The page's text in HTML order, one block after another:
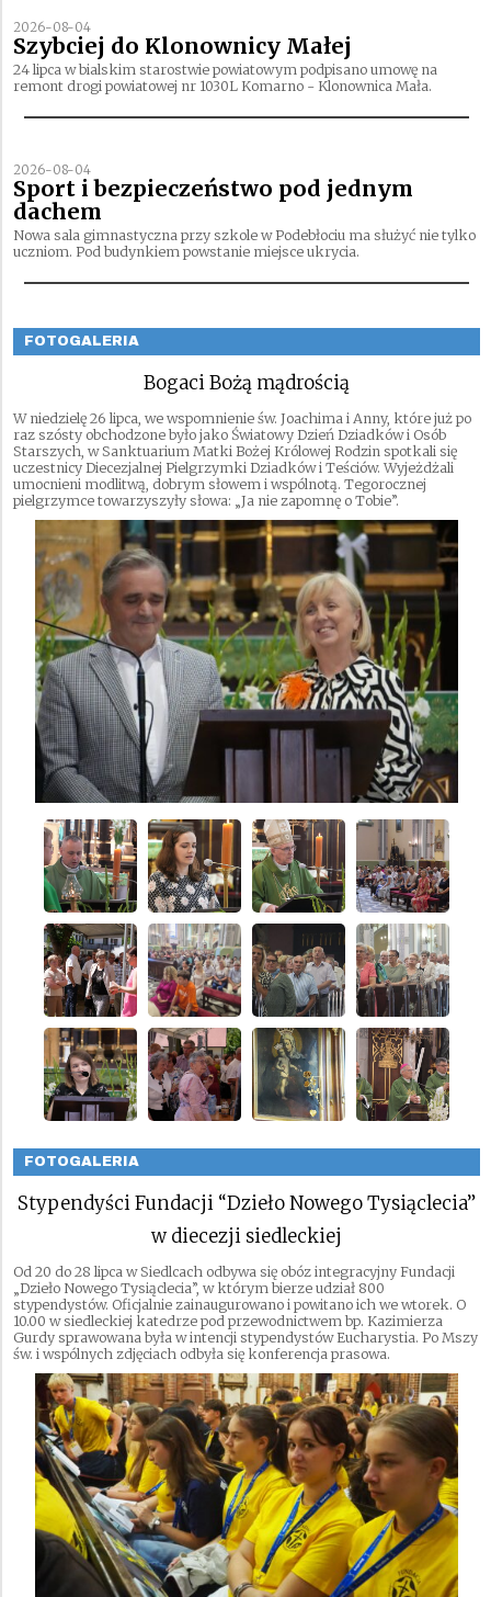
2026-08-04
Szybciej do Klonownicy Małej
24 lipca w bialskim starostwie powiatowym podpisano umowę na
remont drogi powiatowej nr 1030L Komarno - Klonownica Mała.
2026-08-04
Sport i bezpieczeństwo pod jednym
dachem
Nowa sala gimnastyczna przy szkole w Podebłociu ma służyć nie tylko
uczniom. Pod budynkiem powstanie miejsce ukrycia.
FOTOGALERIA
Bogaci Bożą mądrością
W niedzielę 26 lipca, we wspomnienie św. Joachima i Anny, które już po
raz szósty obchodzone było jako Światowy Dzień Dziadków i Osób
Starszych, w Sanktuarium Matki Bożej Królowej Rodzin spotkali się
uczestnicy Diecezjalnej Pielgrzymki Dziadków i Teściów. Wyjeżdżali
umocnieni modlitwą, dobrym słowem i wspólnotą. Tegorocznej
pielgrzymce towarzyszyły słowa: „Ja nie zapomnę o Tobie”.
FOTOGALERIA
Stypendyści Fundacji “Dzieło Nowego Tysiąclecia”
w diecezji siedleckiej
Od 20 do 28 lipca w Siedlcach odbywa się obóz integracyjny Fundacji
„Dzieło Nowego Tysiąclecia”, w którym bierze udział 800
stypendystów. Oficjalnie zainaugurowano i powitano ich we wtorek. O
10.00 w siedleckiej katedrze pod przewodnictwem bp. Kazimierza
Gurdy sprawowana była w intencji stypendystów Eucharystia. Po Mszy
św. i wspólnych zdjęciach odbyła się konferencja prasowa.